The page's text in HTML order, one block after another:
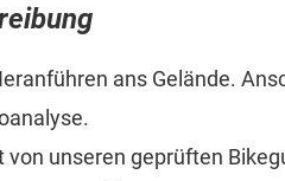
ans Gelände.
von unseren geprüften